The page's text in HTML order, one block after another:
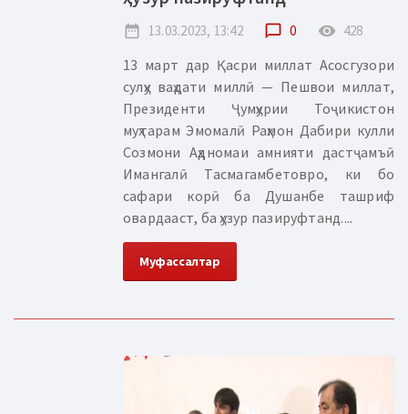
date_range 13.03.2023, 13:42 chat_bubble_outline 0 remove_red_eye 428
13 март дар Қасри миллат Асосгузори
сулҳу ваҳдати миллӣ — Пешвои миллат,
Президенти Ҷумҳурии Тоҷикистон
муҳтарам Эмомалӣ Раҳмон Дабири кулли
Созмони Аҳдномаи амнияти дастҷамъӣ
Имангалӣ Тасмагамбетовро, ки бо
сафари корӣ ба Душанбе ташриф
овардааст, ба ҳузур пазируфтанд....
Муфассалтар